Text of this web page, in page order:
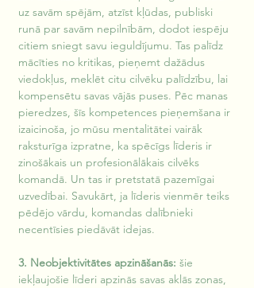
uz savām spējām, atzīst kļūdas, publiski
runā par savām nepilnībām, dodot iespēju
citiem sniegt savu ieguldījumu. Tas palīdz
mācīties no kritikas, pieņemt dažādus
viedokļus, meklēt citu cilvēku palīdzību, lai
kompensētu savas vājās puses. Pēc manas
pieredzes, šīs kompetences pieņemšana ir
izaicinoša, jo mūsu mentalitātei vairāk
raksturīga izpratne, ka spēcīgs līderis ir
zinošākais un profesionālākais cilvēks
komandā. Un tas ir pretstatā pazemīgai
uzvedībai. Savukārt, ja līderis vienmēr teiks
pēdējo vārdu, komandas dalībnieki
necentīsies piedāvāt idejas.
3. Neobjektivitātes apzināšanās: šie
iekļaujošie līderi apzinās savas aklās zonas,